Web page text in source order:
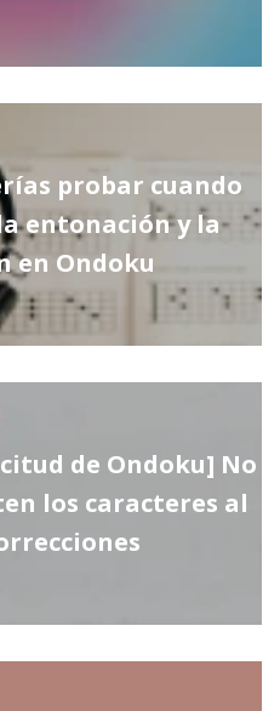
probar cuando
entonación y la
en Ondoku
de Ondoku] No
los caracteres al